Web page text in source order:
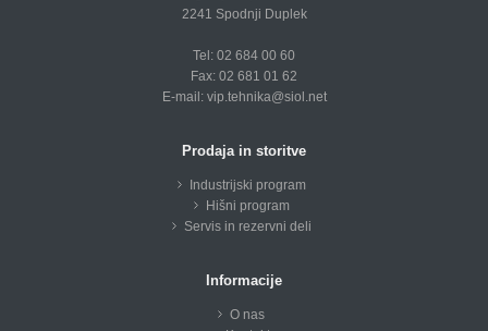
2241 Spodnji Duplek
Tel: 02 684 00 60
Fax: 02 681 01 62
E-mail: vip.tehnika@siol.net
Prodaja in storitve
Industrijski program
Hišni program
Servis in rezervni deli
Informacije
O nas